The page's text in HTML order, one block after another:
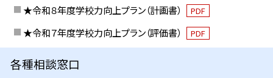
★令和８年度学校力向上プラン（計画書） PDF
★令和７年度学校力向上プラン（評価書） PDF
各種相談窓口